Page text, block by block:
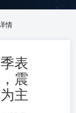
情
表
震
主